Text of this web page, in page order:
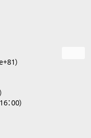
）
：00）